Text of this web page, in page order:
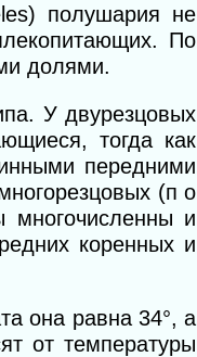
полушария не
По
долями.
У двурезцовых
тогда как
передними
(п о
многочисленны и
коренных и
она равна 34°, а
от температуры